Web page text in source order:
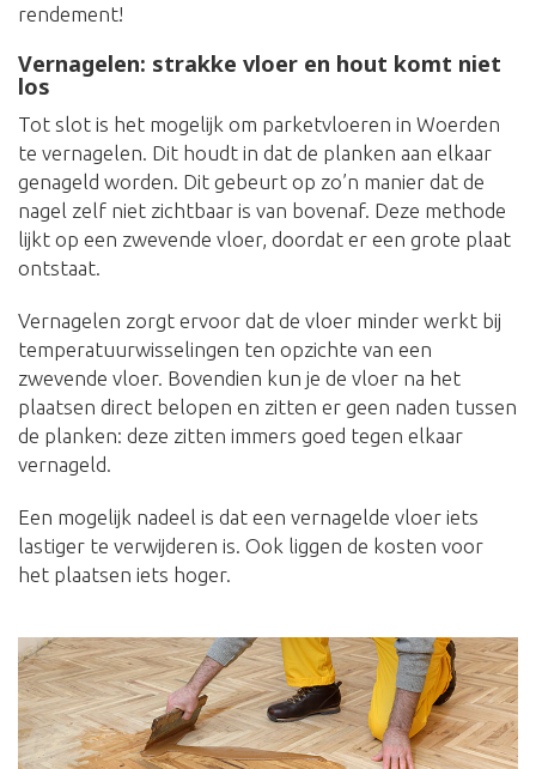
rendement!
Vernagelen: strakke vloer en hout komt niet
los
Tot slot is het mogelijk om parketvloeren in Woerden
te vernagelen. Dit houdt in dat de planken aan elkaar
genageld worden. Dit gebeurt op zo’n manier dat de
nagel zelf niet zichtbaar is van bovenaf. Deze methode
lijkt op een zwevende vloer, doordat er een grote plaat
ontstaat.
Vernagelen zorgt ervoor dat de vloer minder werkt bij
temperatuurwisselingen ten opzichte van een
zwevende vloer. Bovendien kun je de vloer na het
plaatsen direct belopen en zitten er geen naden tussen
de planken: deze zitten immers goed tegen elkaar
vernageld.
Een mogelijk nadeel is dat een vernagelde vloer iets
lastiger te verwijderen is. Ook liggen de kosten voor
het plaatsen iets hoger.